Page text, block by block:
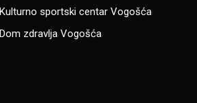
Kulturno sportski centar Vogošća
Dom zdravlja Vogošća